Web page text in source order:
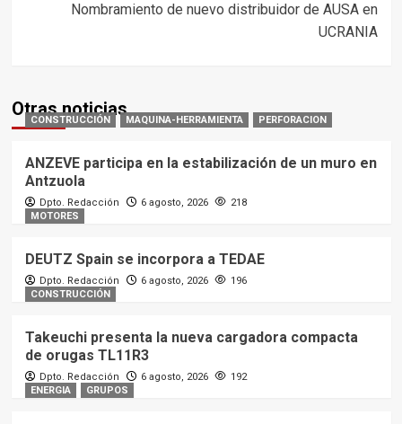
Nombramiento de nuevo distribuidor de AUSA en
UCRANIA
Otras noticias
CONSTRUCCIÓN MAQUINA-HERRAMIENTA PERFORACION
ANZEVE participa en la estabilización de un muro en
Antzuola
Dpto. Redacción 6 agosto, 2026
218
MOTORES
DEUTZ Spain se incorpora a TEDAE
Dpto. Redacción 6 agosto, 2026
196
CONSTRUCCIÓN
Takeuchi presenta la nueva cargadora compacta
de orugas TL11R3
Dpto. Redacción 6 agosto, 2026
192
ENERGIA
GRUPOS